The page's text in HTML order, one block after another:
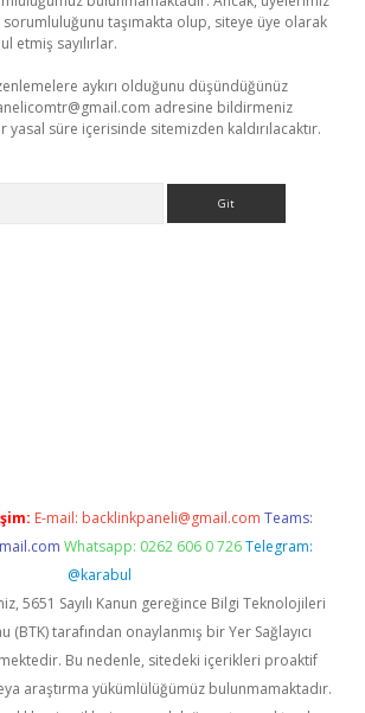
sorumluluğunu taşımakta olup, siteye üye olarak
etmiş sayılırlar.
aykırı olduğunu düşündüğünüz
adresine bildirmeniz
yasal süre içerisinde sitemizden kaldırılacaktır.
E-mail: backlinkpaneli@gmail.com Teams:
Whatsapp: 0262 606 0 726 Telegram:
@karabul
5651 Sayılı Kanun gereğince Bilgi Teknolojileri
(BTK) tarafından onaylanmış bir Yer Sağlayıcı
Bu nedenle, sitedeki içerikleri proaktif
araştırma yükümlülüğümüz bulunmamaktadır.